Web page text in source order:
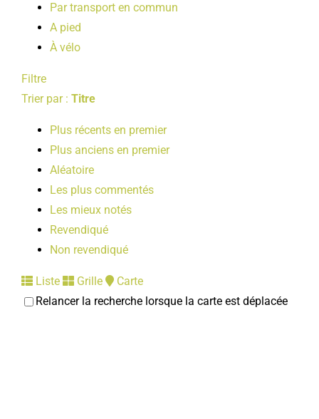
Par transport en commun
A pied
À vélo
Filtre
Trier par : Titre
Plus récents en premier
Plus anciens en premier
Aléatoire
Les plus commentés
Les mieux notés
Revendiqué
Non revendiqué
Liste Grille
Carte
Relancer la recherche lorsque la carte est déplacée